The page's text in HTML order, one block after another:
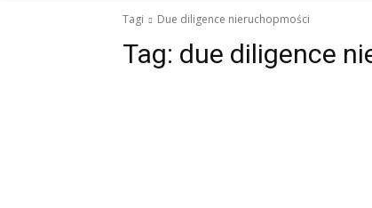
Tagi Due diligence nieruchopmości
Tag: due diligence